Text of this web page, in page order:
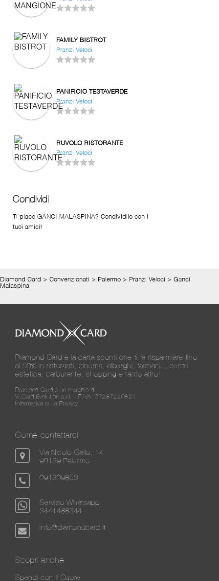
FAMILY BISTROT
Pranzi Veloci
PANIFICIO TESTAVERDE
Pranzi Veloci
RUVOLO RISTORANTE
Pranzi Veloci
Condividi
Ti piace GANCI MALASPINA? Condividilo con i
tuoi amici!
Diamond Card > Convenzionati > Palermo > Pranzi Veloci > Ganci
Malaspina
Diamond Card è la carta sconti che ti fa risparmiare fino
al 50% in ristoranti, cinema, alberghi, farmacie, centri
estetica, carburante, shopping e tanto altro!
Diamond Card è un marchio di
Vi.Card Evolution s.r.l. - P.IVA: 07287220821
Informativa sulla Privacy
Come contattarci
Via Nicolò Gallo, 14
90139 Palermo
091309853
Servizio Whatsapp
3441488344
info@diamondcard.it
Scopri anche
Spendi con il Cuore